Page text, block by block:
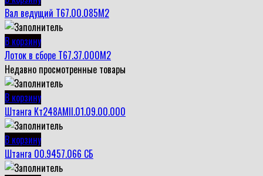
Вал ведущий Т67.00.085М2
В корзину
Лоток в сборе Т67.37.000М2
Недавно просмотренные товары
В корзину
Штанга Кт248АМII.01.09.00.000
В корзину
Штанга 00.9457.066 СБ